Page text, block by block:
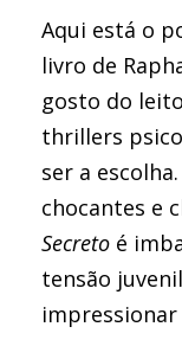
Aqui está o
livro de
gosto do
thrillers
ser a
chocantes e
Secreto é
tensão
impressionar